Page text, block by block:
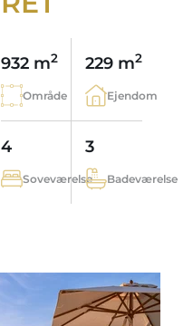
932 m2
Område
229 m2
Ejendom
4
Soveværelse
3
Badeværelse